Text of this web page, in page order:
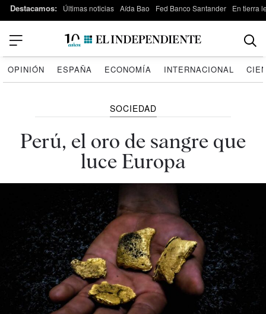
Destacamos: Últimas noticias Aída Bao Fed Banco Santander En tierra
OPINIÓN ESPAÑA ECONOMÍA INTERNACIONAL
SOCIEDAD
Perú, el oro de sangre que
luce Europa